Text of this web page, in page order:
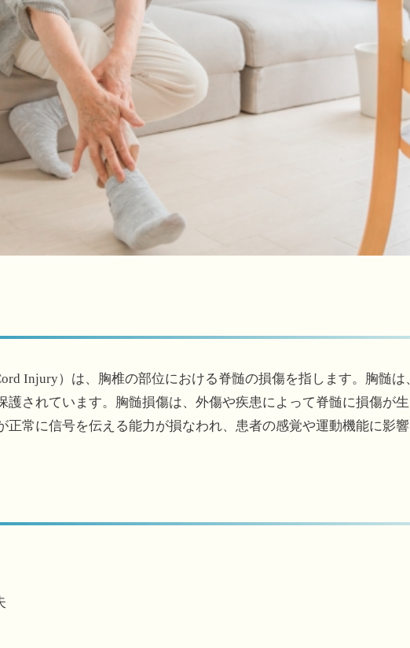
Injury）は、胸椎の部位における脊髄の損傷を指します。胸髄
護されています。胸髄損傷は、外傷や疾患によって脊髄に損傷が
正常に信号を伝える能力が損なわれ、患者の感覚や運動機能に影響